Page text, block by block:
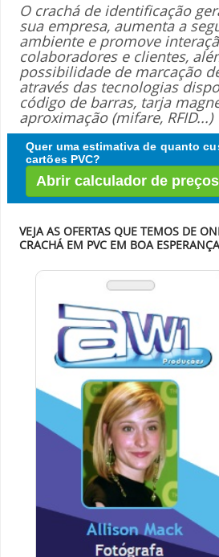
O crachá de identificação
sua empresa, aumenta a
ambiente e promove
colaboradores e clientes,
possibilidade de marcação
através das tecnologias
código de barras, tarja
aproximação (mifare, RFID...)
Quer uma estimativa de quanto
cartões PVC?
Abrir calculador de preços
VEJA AS OFERTAS QUE TEMOS DE
CRACHÁ EM PVC EM BOA